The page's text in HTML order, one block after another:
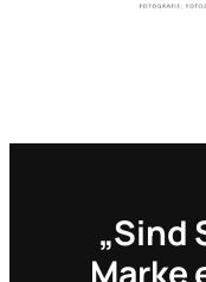
„Sind